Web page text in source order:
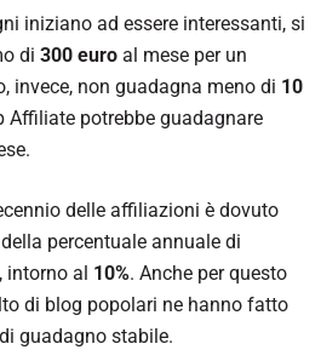
iniziano ad essere interessanti, si
di 300 euro al mese per un
invece, non guadagna meno di 10
Affiliate potrebbe guadagnare
delle affiliazioni è dovuto
percentuale annuale di
intorno al 10%. Anche per questo
di blog popolari ne hanno fatto
guadagno stabile.